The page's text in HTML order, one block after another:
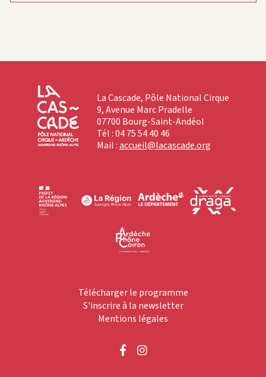
La Cascade, Pôle National Cirque
9, Avenue Marc Pradelle
07700 Bourg-Saint-Andéol
Tél : 04 75 54 40 46
Mail :accueil@lacascade.org
Télécharger le programme
S'inscrire à la newsletter
Mentions légales